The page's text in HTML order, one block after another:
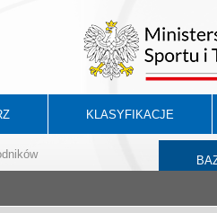
KLASYFIKACJE